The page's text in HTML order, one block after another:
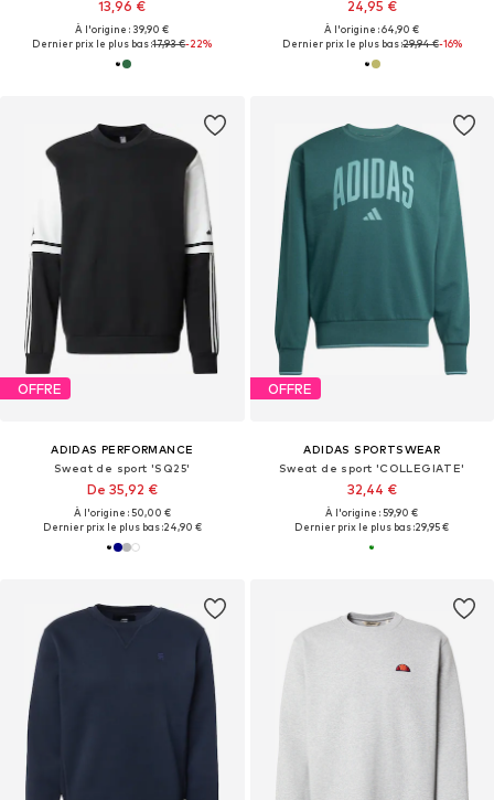
13,96 €
À l'origine : 39,90 €
Dernier prix le plus bas :17,93 €-22%
24,95 €
À l'origine : 64,90 €
Dernier prix le plus bas :29,94 €-16%
OFFRE
ADIDAS PERFORMANCE
Sweat de sport 'SQ25'
De 35,92 €
À l'origine : 50,00 €
Dernier prix le plus bas :24,90 €
OFFRE
ADIDAS SPORTSWEAR
Sweat de sport 'COLLEGIATE'
32,44 €
À l'origine : 59,90 €
Dernier prix le plus bas :29,95 €